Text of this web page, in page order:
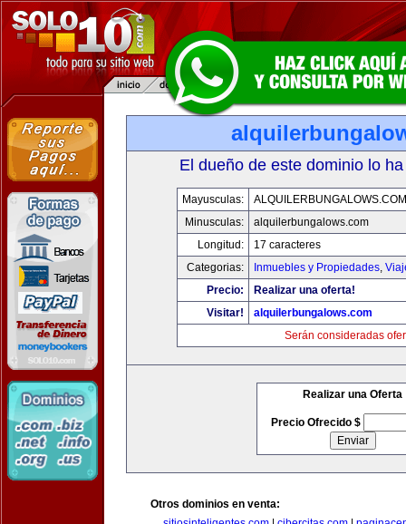
El dueño de este dominio lo
Mayusculas:
ALQUILERBUNGALOWS.COM
Minusculas:
alquilerbungalows.com
Longitud:
17 caracteres
Categorias:
Inmuebles y Propiedades,
Precio:
Realizar una oferta!
Visitar!
alquilerbungalows.com
Serán consideradas
Realizar una Oferta
Precio Ofrecido $
Otros dominios en venta: